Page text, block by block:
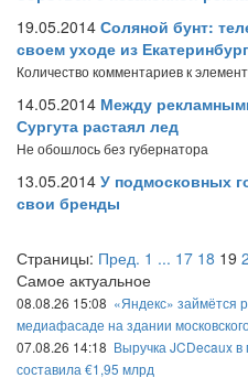
19.05.2014 Соляной бунт:
своем уходе из
Количество комментариев к
14.05.2014 Между
Сургута растаял лед
Не обошлось без губернатора
13.05.2014 У подмосковных
свои бренды
Страницы: Пред. 1 ... 17 18 19
Самое актуальное
08.08.26 15:08 «Яндекс» займётся
медиафасаде на здании
07.08.26 14:18 Выручка JCDecaux в
составила €1,95 млрд